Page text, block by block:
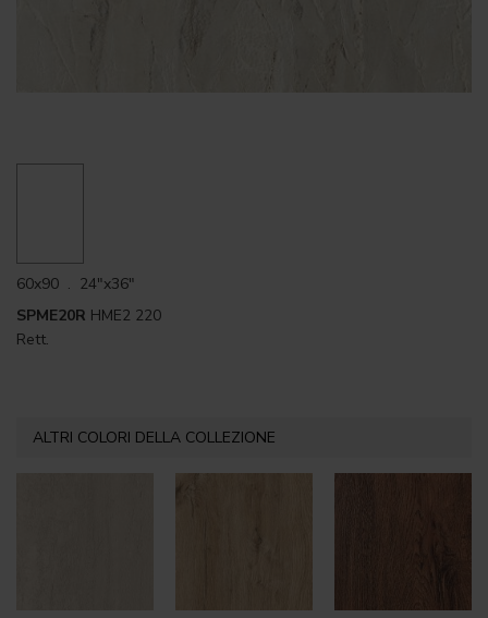
60x90 . 24"x36"
SPME20R HME2 220
Rett.
ALTRI COLORI DELLA COLLEZIONE